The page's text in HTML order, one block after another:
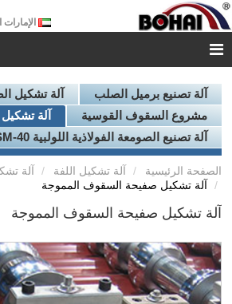
آلة تصنيع برميل الصلب
آلة تشكيل
مشروع السقوف القوسية
آلة تشكيل
آلة تصنيع الصومعة الفولاذية اللولبية SM-40
الصفحة الرئيسية آلة تشكيل اللفة
آلة
آلة تشكيل صفيحة السقوف المموجة
آلة تشكيل صفيحة السقوف المموجة